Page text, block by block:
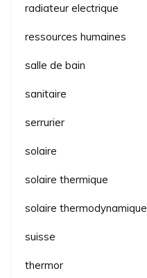
radiateur electrique
ressources humaines
salle de bain
sanitaire
serrurier
solaire
solaire thermique
solaire thermodynamique
suisse
thermor